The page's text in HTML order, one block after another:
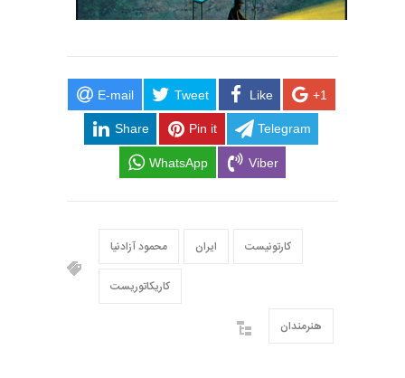
E-mail Tweet Like +1
Share Pin it Telegram
WhatsApp Viber
محمود آزادنیا ایران کارتونیست
کاریکاتوریست
هنرمندان